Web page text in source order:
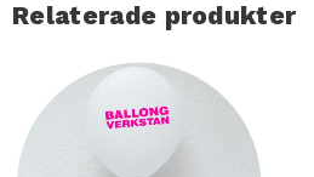
Relaterade produkter